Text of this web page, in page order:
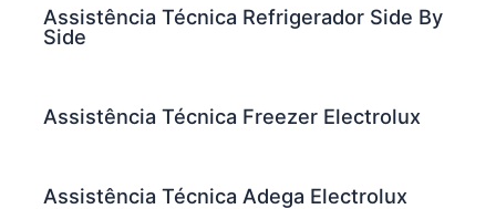
Assistência Técnica Refrigerador Side By
Side
Assistência Técnica Freezer Electrolux
Assistência Técnica Adega Electrolux